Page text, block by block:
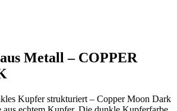
Metall – COPPER
Kupfer strukturiert – Copper Moon Dark